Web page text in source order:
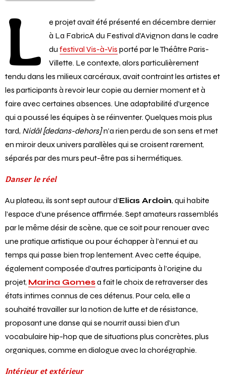
L
e projet avait été présenté en décembre dernier
à La FabricA du Festival d’Avignon dans le cadre
dufestival Vis-à-Vis porté par le Théâtre Paris-
Villette. Le contexte, alors particulièrement
tendu dans les milieux carcéraux, avait contraint les artistes et
les participants à revoir leur copie au dernier moment et à
faire avec certaines absences. Une adaptabilité d’urgence
qui a poussé les équipes à se réinventer. Quelques mois plus
tard, Nidāl [dedans-dehors]n’a rien perdu de son sens et met
en miroir deux univers parallèles qui se croisent rarement,
séparés par des murs peut-être pas si hermétiques.
Danser le réel
Au plateau, ils sont sept autour d’Elias Ardoin, qui habite
l’espace d’une présence affirmée. Sept amateurs rassemblés
par le même désir de scène, que ce soit pour renouer avec
une pratique artistique ou pour échapper à l’ennui et au
temps qui passe bien trop lentement. Avec cette équipe,
également composée d’autres participants à l’origine du
projet, Marina Gomesa fait le choix de retraverser des
états intimes connus de ces détenus. Pour cela, elle a
souhaité travailler sur la notion de lutte et de résistance,
proposant une danse qui se nourrit aussi bien d’un
vocabulaire hip-hop que de situations plus concrètes, plus
organiques, comme en dialogue avec la chorégraphie.
Intérieur et extérieur